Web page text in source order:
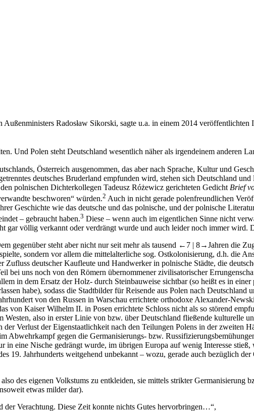
Außenministers Radosław Sikorski, sagte u.a. in einem 2014 veröffentlichten
Und Polen steht Deutschland wesentlich näher als irgendeinem anderen
Österreich ausgenommen, das aber nach Sprache, Kultur und
deutsches Bruderland empfunden wird, stehen sich Deutschland
polnischen Dichterkollegen Tadeusz Różewicz gerichteten Gedicht Brief
beschworen“ würden.2 Auch in nicht gerade polenfreundlichen
Geschichte wie das deutsche und das polnische, und der polnische
– gebraucht haben.3 Diese – wenn auch im eigentlichen Sinne nicht
gar völlig verkannt oder verdrängt wurde und auch leider noch immer wird.
gegenüber steht aber nicht nur seit mehr als tausend ←7 | 8→Jahren die
sondern vor allem die mittelalterliche sog. Ostkolonisierung, d.h. die
deutscher Kaufleute und Handwerker in polnische Städte, die
bei uns noch von den Römern übernommener zivilisatorischer
in dem Ersatz der Holz- durch Steinbauweise sichtbar (so heißt es in
habe), sodass die Stadtbilder für Reisende aus Polen nach Deutschland
von den Russen in Warschau errichtete orthodoxe Alexander-
von Kaiser Wilhelm II. in Posen errichtete Schloss nicht als so störend
also in erster Linie von bzw. über Deutschland fließende kulturelle
Verlust der Eigenstaatlichkeit nach den Teilungen Polens in der zweiten
Abwehrkampf gegen die Germanisierungs- bzw.
eine Nische gedrängt wurde, im übrigen Europa auf wenig Interesse stieß,
19. Jahrhunderts weitgehend unbekannt – wozu, gerade auch bezüglich
des eigenen Volkstums zu entkleiden, sie mittels strikter Germanisierung
etwas milder dar).
der Verachtung. Diese Zeit konnte nichts Gutes hervorbringen…“,